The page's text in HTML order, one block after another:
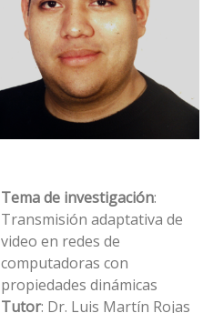
Tema de investigación:
Transmisión adaptativa de
video en redes de
computadoras con
propiedades dinámicas
Tutor: Dr. Luis Martí­n Rojas